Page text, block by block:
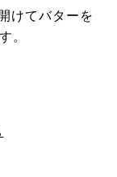
けてバターを
。